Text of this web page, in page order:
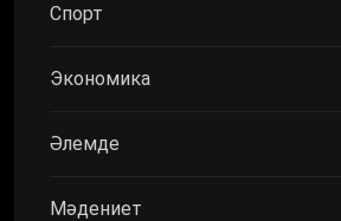
Спорт
Экономика
Әлемде
Мәдениет